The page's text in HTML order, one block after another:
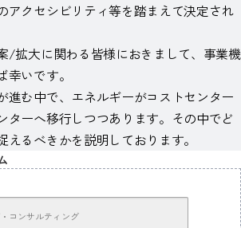
アクセシビリティ等を踏まえて決定され
/拡大に関わる皆様におきまして、事業機
いです。
進む中で、エネルギーがコストセンター
ターへ移行しつつあります。その中でど
えるべきかを説明しております。